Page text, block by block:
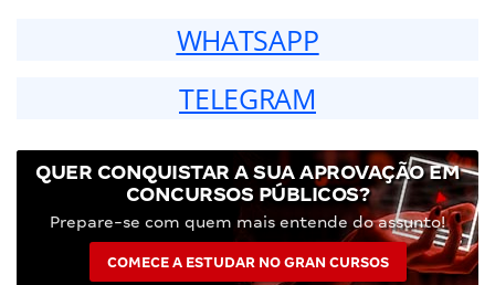
WHATSAPP
TELEGRAM
QUER CONQUISTAR A SUA APROVAÇÃO EM
CONCURSOS PÚBLICOS?
Prepare-se com quem mais entende do assunto!
COMECE A ESTUDAR NO GRAN CURSOS